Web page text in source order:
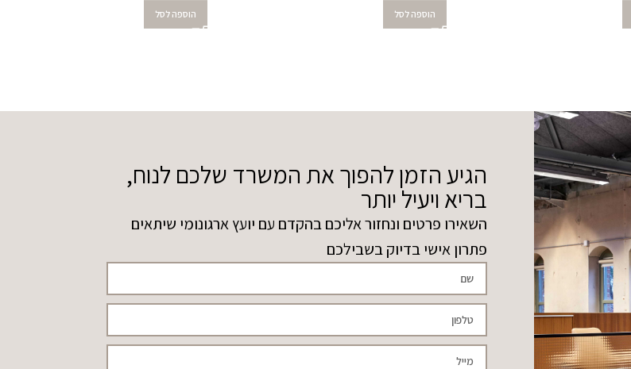
הוספה לסל הוספה לסל
הגיע הזמן להפוך את המשרד שלכם לנוח,
בריא ויעיל יותר
השאירו פרטים ונחזור אליכם בהקדם עם יועץ ארגונומי שיתאים
פתרון אישי בדיוק בשבילכם